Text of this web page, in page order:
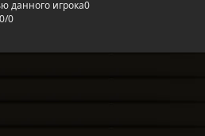
данного игрока0
0